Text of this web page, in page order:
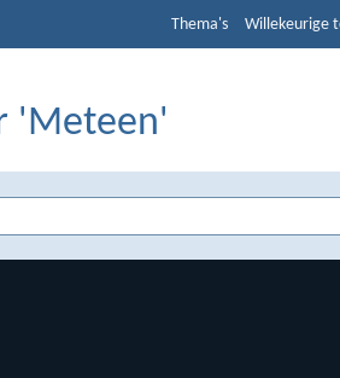
Thema's Willekeurige
'Meteen'